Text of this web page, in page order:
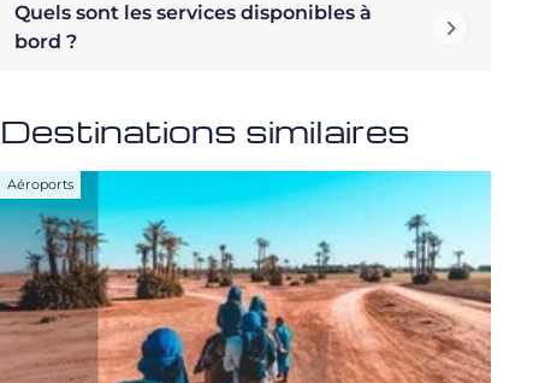
Quels sont les services disponibles à
bord ?
Destinations similaires
Aéroports